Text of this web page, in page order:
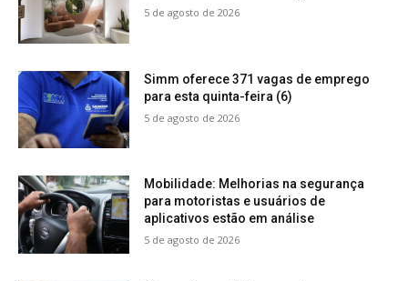
5 de agosto de 2026
Simm oferece 371 vagas de emprego
para esta quinta-feira (6)
5 de agosto de 2026
Mobilidade: Melhorias na segurança
para motoristas e usuários de
aplicativos estão em análise
5 de agosto de 2026